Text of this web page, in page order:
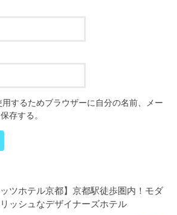
するためブラウザーに自分の名前、メー
存する。
ッツホテル京都】京都駅徒歩圏内！モダ
ッシュなデザイナーズホテル